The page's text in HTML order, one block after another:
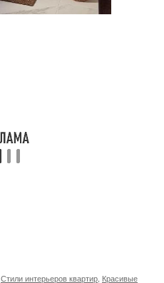
Стили интерьеров квартир Красивые